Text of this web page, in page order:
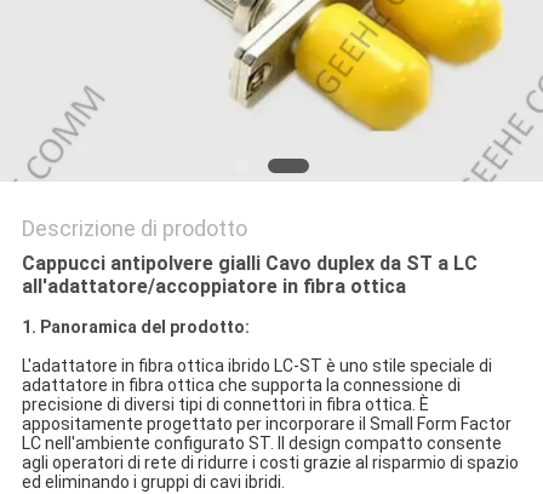
Descrizione di prodotto
Cappucci antipolvere gialli Cavo duplex da ST a LC
all'adattatore/accoppiatore in fibra ottica
1. Panoramica del prodotto:
L'adattatore in fibra ottica ibrido LC-ST è uno stile speciale di
adattatore in fibra ottica che supporta la connessione di
precisione di diversi tipi di connettori in fibra ottica. È
appositamente progettato per incorporare il Small Form Factor
LC nell'ambiente configurato ST. Il design compatto consente
agli operatori di rete di ridurre i costi grazie al risparmio di spazio
ed eliminando i gruppi di cavi ibridi.